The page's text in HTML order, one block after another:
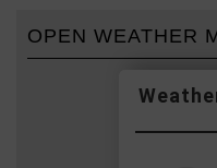
OPEN WEATHER